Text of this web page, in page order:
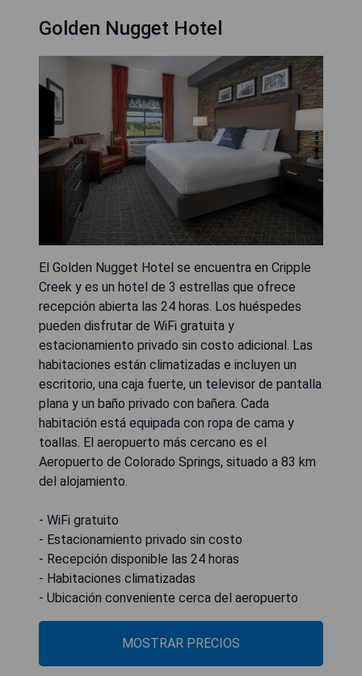
Golden Nugget Hotel
El Golden Nugget Hotel se encuentra en Cripple
Creek y es un hotel de 3 estrellas que ofrece
recepción abierta las 24 horas. Los huéspedes
pueden disfrutar de WiFi gratuita y
estacionamiento privado sin costo adicional. Las
habitaciones están climatizadas e incluyen un
escritorio, una caja fuerte, un televisor de pantalla
plana y un baño privado con bañera. Cada
habitación está equipada con ropa de cama y
toallas. El aeropuerto más cercano es el
Aeropuerto de Colorado Springs, situado a 83 km
del alojamiento.
- WiFi gratuito
- Estacionamiento privado sin costo
- Recepción disponible las 24 horas
- Habitaciones climatizadas
- Ubicación conveniente cerca del aeropuerto
MOSTRAR PRECIOS